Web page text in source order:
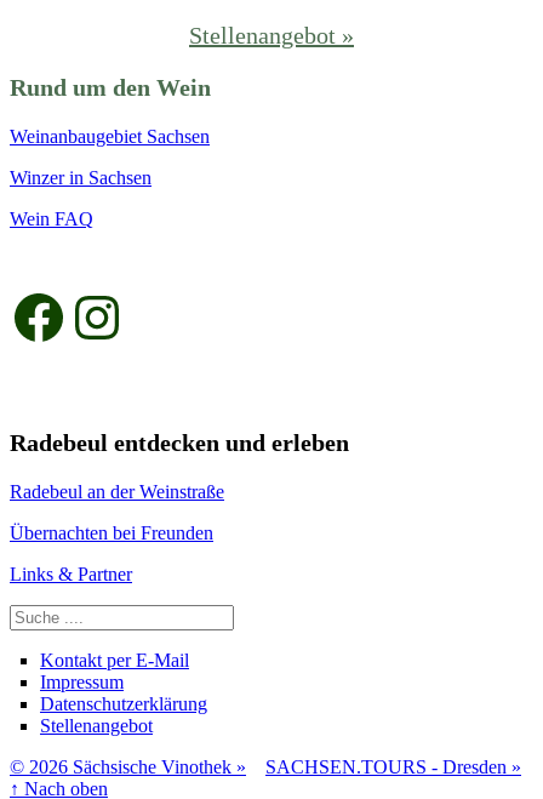
Stellenangebot »
Rund um den Wein
Weinanbaugebiet Sachsen
Winzer in Sachsen
Wein FAQ
Facebook Instagram
Radebeul entdecken und erleben
Radebeul an der Weinstraße
Übernachten bei Freunden
Links & Partner
Suchen
Kontakt per E-Mail
Impressum
Datenschutzerklärung
Stellenangebot
© 2026 Sächsische Vinothek »
SACHSEN.TOURS - Dresden »
↑ Nach oben